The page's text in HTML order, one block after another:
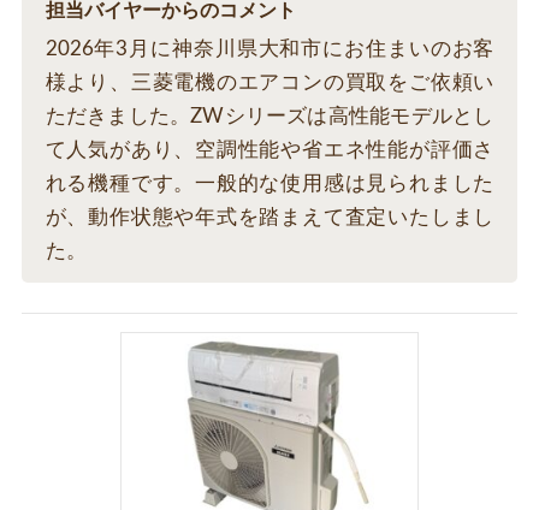
担当バイヤーからのコメント
2026年3月に神奈川県大和市にお住まいのお客
様より、三菱電機のエアコンの買取をご依頼い
ただきました。ZWシリーズは高性能モデルとし
て人気があり、空調性能や省エネ性能が評価さ
れる機種です。一般的な使用感は見られました
が、動作状態や年式を踏まえて査定いたしまし
た。